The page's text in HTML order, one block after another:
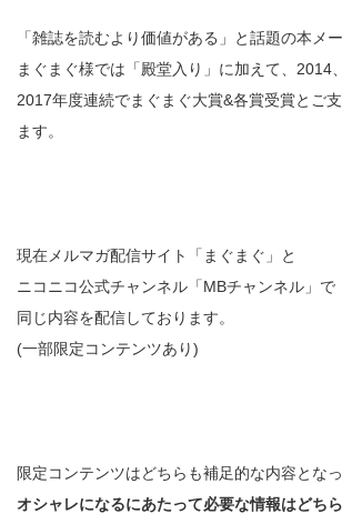
「雑誌を読むより価値がある」と話題の本メ
まぐまぐ様では「殿堂入り」に加えて、2014
2017年度連続でまぐまぐ大賞&各賞受賞とご
ます。
現在メルマガ配信サイト「まぐまぐ」と
ニコニコ公式チャンネル「MBチャンネル」で
同じ内容を配信しております。
(一部限定コンテンツあり)
限定コンテンツはどちらも補足的な内容となっ
オシャレになるにあたって必要な情報はどち